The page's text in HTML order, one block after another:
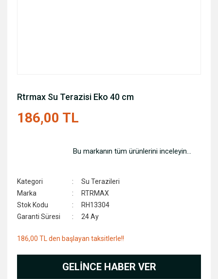
Rtrmax Su Terazisi Eko 40 cm
186,00 TL
Bu markanın tüm ürünlerini inceleyin...
Kategori
Su Terazileri
Marka
RTRMAX
Stok Kodu
RH13304
Garanti Süresi
24 Ay
186,00 TL den başlayan taksitlerle!!
GELİNCE HABER VER